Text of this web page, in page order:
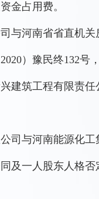
金占用费。
与河南省省直机
）豫民终132号
建筑工程有限责
司与河南能源化
及一人股东人格否